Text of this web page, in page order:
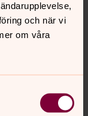
och när vi
om våra
berättelser.
och